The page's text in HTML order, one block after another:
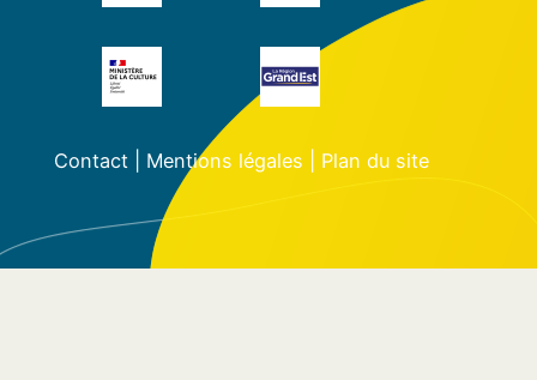
Contact| Mentions légales Plan du site